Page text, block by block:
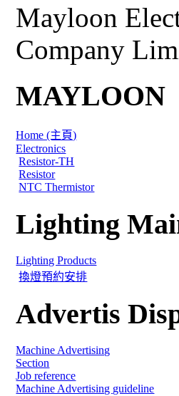
Mayloon
Company
MAYLOON
Home (主頁)
Electronics
Resistor-TH
Resistor
NTC Thermistor
Lighting
Lighting Products
換燈預約安排
Advertis
Machine Advertising
Section
Job reference
Machine Advertising guideline